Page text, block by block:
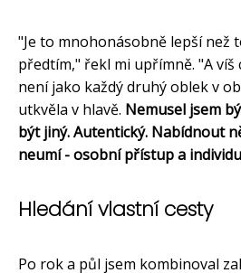
"Je to mnohonásobně lepší než
předtím," řekl mi upřímně. "A víš
není jako každý druhý oblek v
utkvěla v hlavě. Nemusel jsem
být jiný. Autentický. Nabídnout
neumí - osobní přístup a
Hledání vlastní cesty
Po rok a půl jsem kombinoval